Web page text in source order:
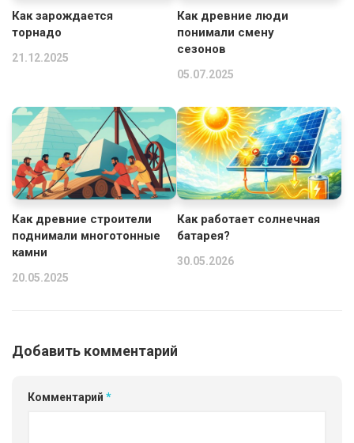
Как зарождается
торнадо
21.12.2025
Как древние люди
понимали смену
сезонов
05.07.2025
Как древние строители
поднимали многотонные
камни
20.05.2025
Как работает солнечная
батарея?
30.05.2026
Добавить комментарий
Комментарий *